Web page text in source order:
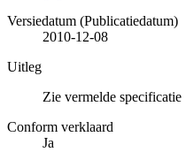
Versiedatum (Publicatiedatum)
2010-12-08
Uitleg
Zie vermelde specificatie
Conform verklaard
Ja